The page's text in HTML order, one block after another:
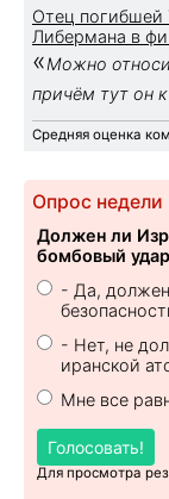
Отец погибшей
Либермана в
«Можно
причём тут он
Средняя оценка
Опрос недели
Должен ли
бомбовый
- Да,
- Нет, не
иранской
Мне все
Голосовать!
Для просмотра